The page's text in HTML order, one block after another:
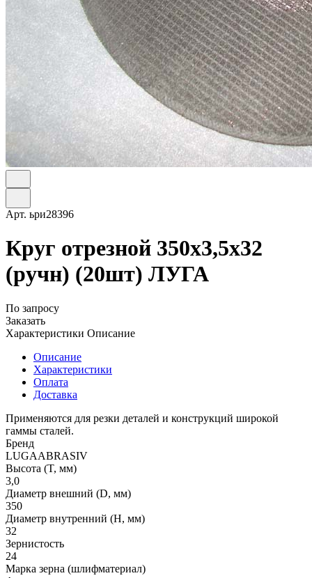
Арт. ьри28396
Круг отрезной 350х3,5х32
(ручн) (20шт) ЛУГА
По запросу
Заказать
Характеристики Описание
Описание
Характеристики
Оплата
Доставка
Применяются для резки деталей и конструкций широкой
гаммы сталей.
Бренд
LUGAABRASIV
Высота (T, мм)
3,0
Диаметр внешний (D, мм)
350
Диаметр внутренний (H, мм)
32
Зернистость
24
Марка зерна (шлифматериал)